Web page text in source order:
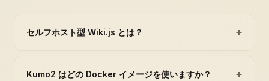
セルフホスト型 Wiki.js とは？ +
Kumo2 はどの Docker イメージを使いますか？ +